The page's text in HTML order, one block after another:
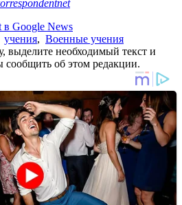
в Google News
учения, Военные учения
выделите необходимый текст и
об этом редакции.